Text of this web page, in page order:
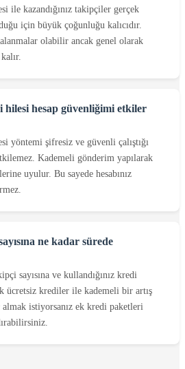
ile kazandığınız takipçiler gerçek
için büyük çoğunluğu kalıcıdır.
olabilir ancak genel olarak
hesap güvenliğimi etkiler
yöntemi şifresiz ve güvenli çalıştığı
Kademeli gönderim yapılarak
uyulur. Bu sayede hesabınız
ne kadar sürede
sayısına ve kullandığınız kredi
ücretsiz krediler ile kademeli bir artış
almak istiyorsanız ek kredi paketleri